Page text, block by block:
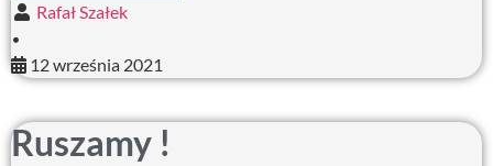
Rafał Szałek
•
12 września 2021
Ruszamy !